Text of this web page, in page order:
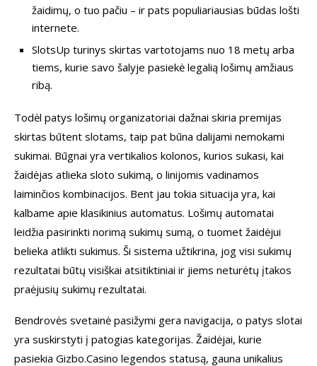
žaidimų, o tuo pačiu – ir pats populiariausias būdas lošti
internete.
SlotsUp turinys skirtas vartotojams nuo 18 metų arba
tiems, kurie savo šalyje pasiekė legalią lošimų amžiaus
ribą.
Todėl patys lošimų organizatoriai dažnai skiria premijas
skirtas būtent slotams, taip pat būna dalijami nemokami
sukimai. Būgnai yra vertikalios kolonos, kurios sukasi, kai
žaidėjas atlieka sloto sukimą, o linijomis vadinamos
laiminčios kombinacijos. Bent jau tokia situacija yra, kai
kalbame apie klasikinius automatus. Lošimų automatai
leidžia pasirinkti norimą sukimų sumą, o tuomet žaidėjui
belieka atlikti sukimus. Ši sistema užtikrina, jog visi sukimų
rezultatai būtų visiškai atsitiktiniai ir jiems neturėtų įtakos
praėjusių sukimų rezultatai.
Bendrovės svetainė pasižymi gera navigacija, o patys slotai
yra suskirstyti į patogias kategorijas. Žaidėjai, kurie
pasiekia Gizbo.Casino legendos statusą, gauna unikalius